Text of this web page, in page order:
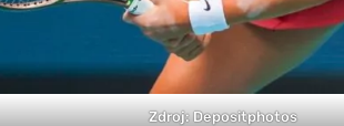
Zdroj: Depositphotos